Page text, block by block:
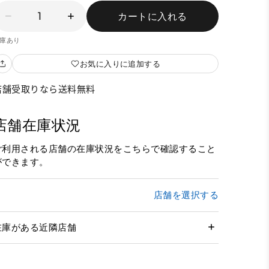
1 カートに入れる
あり
お気に入りに追加する
舗受取りなら送料無料
舗在庫状況
利用される店舗の在庫状況をこちらで確認すること
きます。
店舗を選択する
庫がある近隣店舗